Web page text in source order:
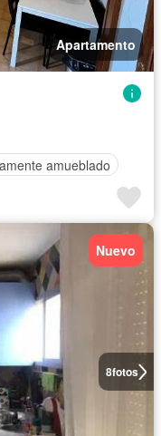
Apartamento
amueblado
8fotos
Nuevo